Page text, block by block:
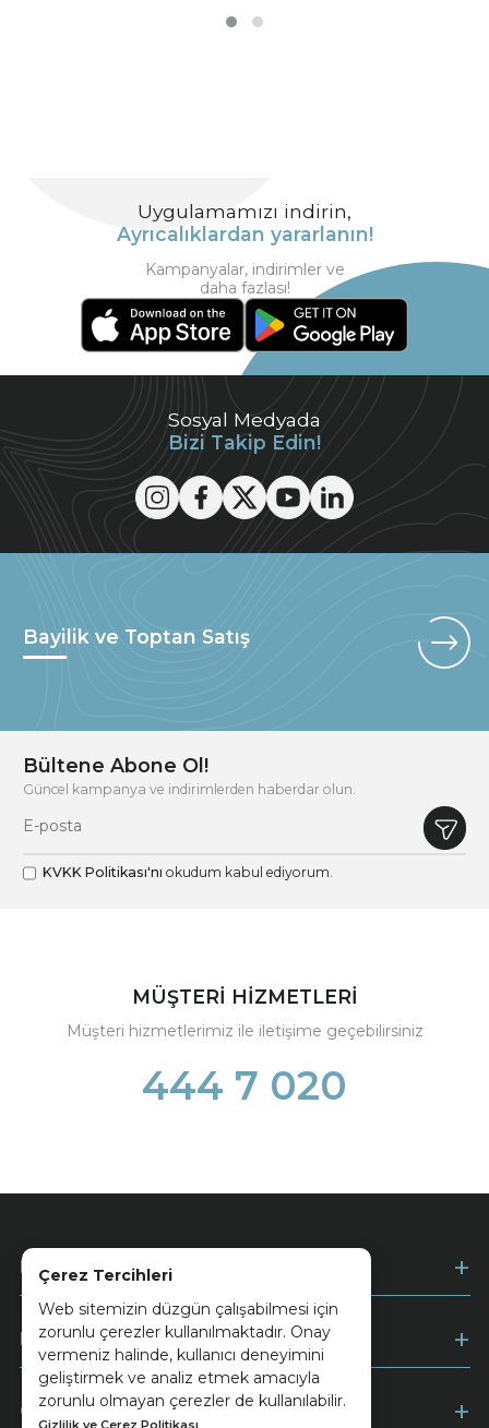
Çerez Tercihleri
Web sitemizin düzgün çalışabilmesi için
zorunlu çerezler kullanılmaktadır. Onay
vermeniz halinde, kullanıcı deneyimini
geliştirmek ve analiz etmek amacıyla
zorunlu olmayan çerezler de kullanılabilir.
Gizlilik ve Çerez Politikası
Sosyal Medyada
Bizi Takip Edin!
Uygulamamızı indirin,
Ayrıcalıklardan yararlanın!
Kampanyalar, indirimler ve
daha fazlası!
Bayilik ve Toptan Satış
Bültene Abone Ol!
Güncel kampanya ve indirimlerden haberdar olun.
KVKK Politikası'nı okudum kabul ediyorum.
MÜŞTERİ HİZMETLERİ
Müşteri hizmetlerimiz ile iletişime geçebilirsiniz
444 7 020
Kurumsal
Müşteri Hizmetleri
Ödeme